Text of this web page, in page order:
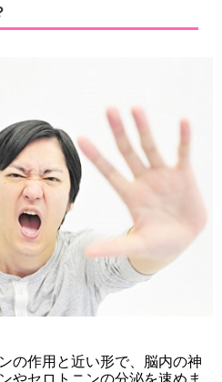
の作用と近い形で、脳内の神